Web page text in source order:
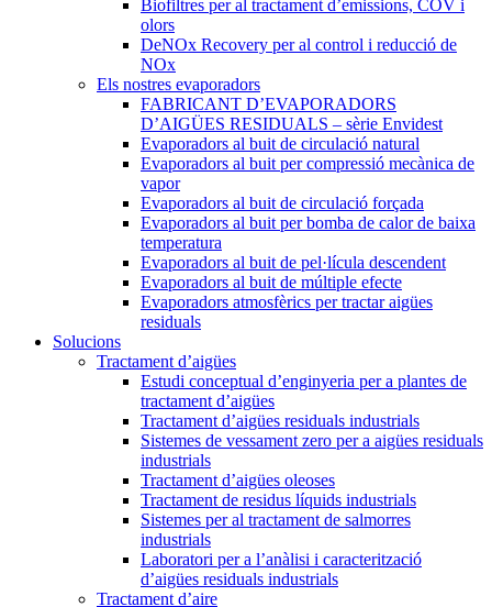
Biofiltres per al tractament d’emissions, COV i
olors
DeNOx Recovery per al control i reducció de
NOx
Els nostres evaporadors
FABRICANT D’EVAPORADORS
D’AIGÜES RESIDUALS – sèrie Envidest
Evaporadors al buit de circulació natural
Evaporadors al buit per compressió mecànica de
vapor
Evaporadors al buit de circulació forçada
Evaporadors al buit per bomba de calor de baixa
temperatura
Evaporadors al buit de pel·lícula descendent
Evaporadors al buit de múltiple efecte
Evaporadors atmosfèrics per tractar aigües
residuals
Solucions
Tractament d’aigües
Estudi conceptual d’enginyeria per a plantes de
tractament d’aigües
Tractament d’aigües residuals industrials
Sistemes de vessament zero per a aigües residuals
industrials
Tractament d’aigües oleoses
Tractament de residus líquids industrials
Sistemes per al tractament de salmorres
industrials
Laboratori per a l’anàlisi i caracterització
d’aigües residuals industrials
Tractament d’aire